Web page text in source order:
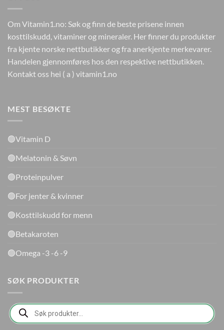
Om Vitamin1.no: Søk og finn de beste prisene innen
kosttilskudd, vitaminer og mineraler. Her finner du produkter
fra kjente norske nettbutikker og fra anerkjente merkevarer.
Handelen gjennomføres hos den respektive nettbutikken.
Kontakt oss hei ( a ) vitamin1.no
MEST BESØKTE
🟢Vitamin D
🟢Melatonin & Søvn
🟢Proteinpulver
🟢For jenter & kvinner
🟢Kosttilskudd for menn
🟢Betakaroten
🟢Omega -3 -6 -9
SØK PRODUKTER
Products
search